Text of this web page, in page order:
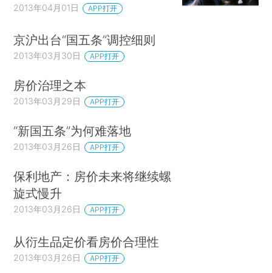
2013年04月01日 APP打开
京沪出台“国五条”调控细则
2013年03月30日 APP打开
房价治理之本
2013年03月29日 APP打开
“新国五条”为何难落地
2013年03月26日 APP打开
保利地产：房价未来将继续螺
旋式慢升
2013年03月26日 APP打开
从衍生品定价看房价合理性
2013年03月26日 APP打开